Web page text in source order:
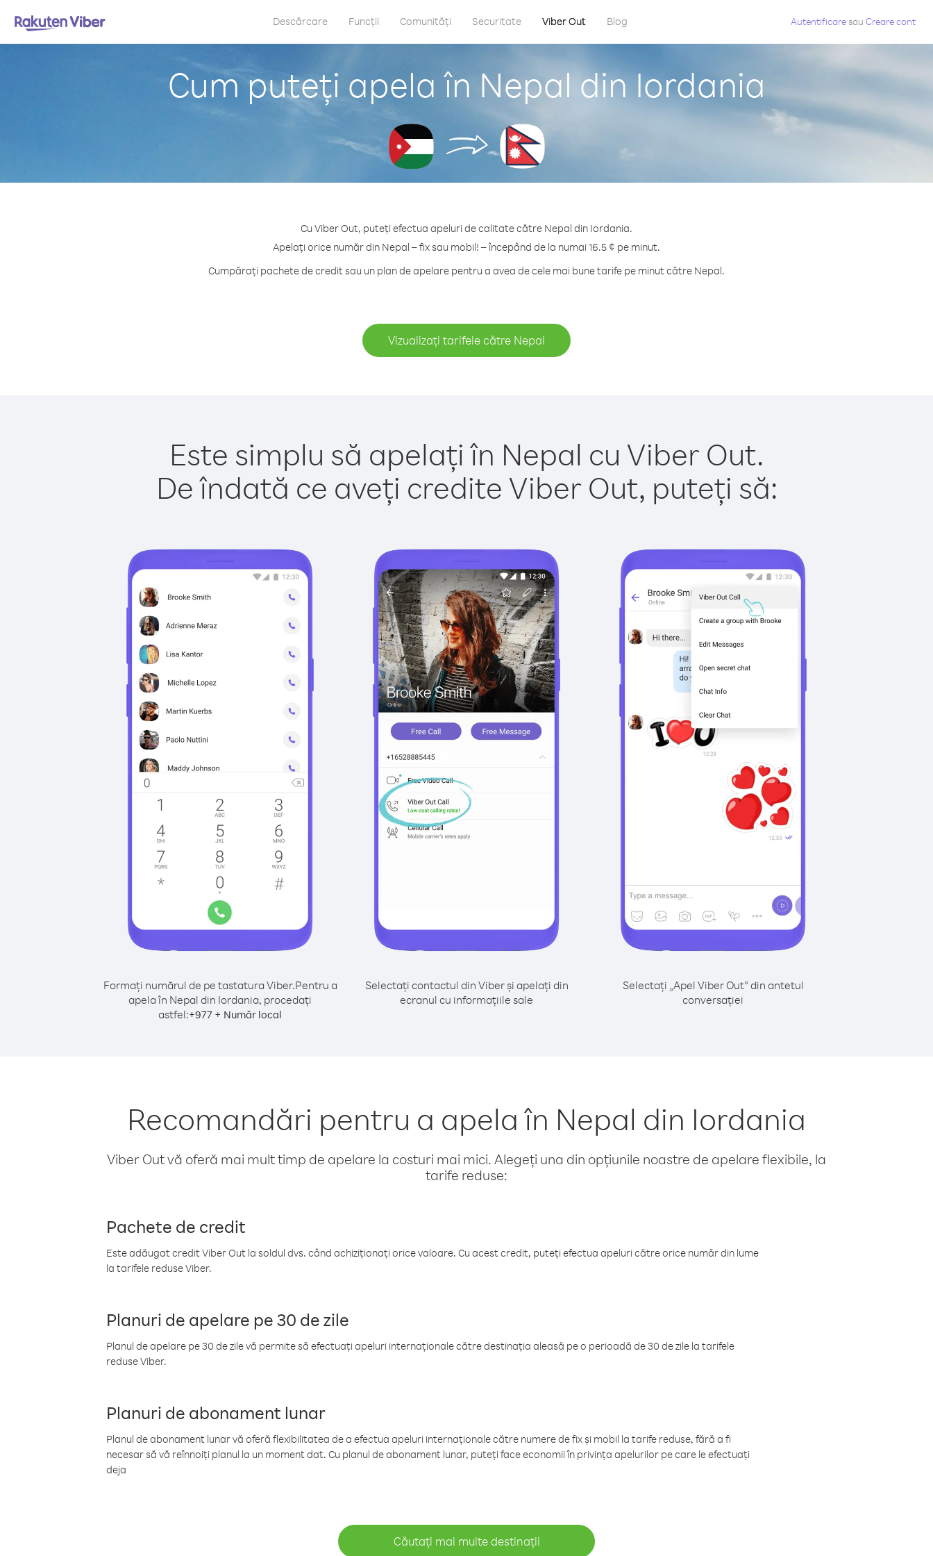
Descărcare Funcții Comunități Securitate Viber Out Blog Autentificaresau Creare cont
Cum puteți apela în Nepal din Iordania
Cu Viber Out, puteți efectua apeluri de calitate către Nepal din Iordania.
Apelați orice număr din Nepal – fix sau mobil! – începând de la numai 16.5 ¢ pe minut.
Cumpărați pachete de credit sau un plan de apelare pentru a avea de cele mai bune tarife pe minut către Nepal.
Vizualizați tarifele către Nepal
Este simplu să apelați în Nepal cu Viber Out.
De îndată ce aveți credite Viber Out, puteți să:
Formați numărul de pe tastatura Viber.Pentru a
apela în Nepal din Iordania, procedați
astfel:+977 + Număr local
Selectați contactul din Viber și apelați din
ecranul cu informațiile sale
Selectați „Apel Viber Out” din antetul
conversației
Recomandări pentru a apela în Nepal din Iordania
Viber Out vă oferă mai mult timp de apelare la costuri mai mici. Alegeți una din opțiunile noastre de apelare flexibile, la
tarife reduse:
Pachete de credit
Este adăugat credit Viber Out la soldul dvs. când achiziționați orice valoare. Cu acest credit, puteți efectua apeluri către orice număr din lume
la tarifele reduse Viber.
Planuri de apelare pe 30 de zile
Planul de apelare pe 30 de zile vă permite să efectuați apeluri internaționale către destinația aleasă pe o perioadă de 30 de zile la tarifele
reduse Viber.
Planuri de abonament lunar
Planul de abonament lunar vă oferă flexibilitatea de a efectua apeluri internaționale către numere de fix și mobil la tarife reduse, fără a fi
necesar să vă reînnoiți planul la un moment dat. Cu planul de abonament lunar, puteți face economii în privința apelurilor pe care le efectuați
deja
Căutați mai multe destinații